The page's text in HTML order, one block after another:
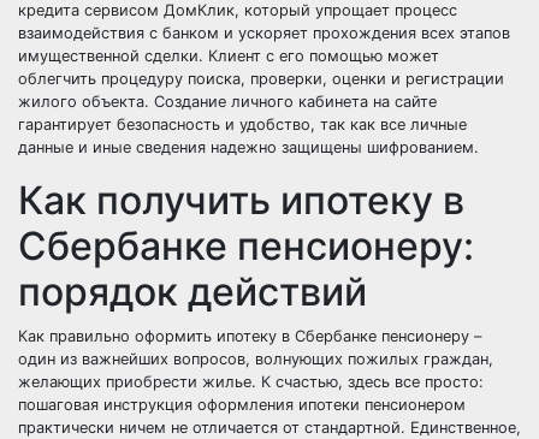
кредита сервисом ДомКлик, который упрощает процесс
взаимодействия с банком и ускоряет прохождения всех этапов
имущественной сделки. Клиент с его помощью может
облегчить процедуру поиска, проверки, оценки и регистрации
жилого объекта. Создание личного кабинета на сайте
гарантирует безопасность и удобство, так как все личные
данные и иные сведения надежно защищены шифрованием.
Как получить ипотеку в
Сбербанке пенсионеру:
порядок действий
Как правильно оформить ипотеку в Сбербанке пенсионеру –
один из важнейших вопросов, волнующих пожилых граждан,
желающих приобрести жилье. К счастью, здесь все просто:
пошаговая инструкция оформления ипотеки пенсионером
практически ничем не отличается от стандартной. Единственное,